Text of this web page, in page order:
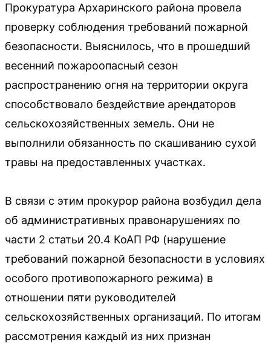
Прокуратура Архаринского района провела
проверку соблюдения требований пожарной
безопасности. Выяснилось, что в прошедший
весенний пожароопасный сезон
распространению огня на территории округа
способствовало бездействие арендаторов
сельскохозяйственных земель. Они не
выполнили обязанность по скашиванию сухой
травы на предоставленных участках.
В связи с этим прокурор района возбудил дела
об административных правонарушениях по
части 2 статьи 20.4 КоАП РФ (нарушение
требований пожарной безопасности в условиях
особого противопожарного режима) в
отношении пяти руководителей
сельскохозяйственных организаций. По итогам
рассмотрения каждый из них признан